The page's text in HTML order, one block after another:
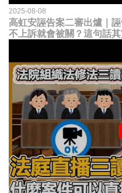
2025-08-08
高虹安誣告案二審出爐｜
不上訴就會被關？這句話其